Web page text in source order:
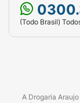
(Todo Brasil)
A Drogaria